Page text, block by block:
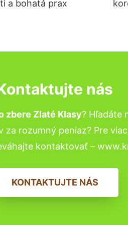
a bohatá prax
nás
zbere Zlaté Klasy? Hľadáte
rozumný peniaz? Pre
kontaktovať –
KONTAKTUJTE NÁS